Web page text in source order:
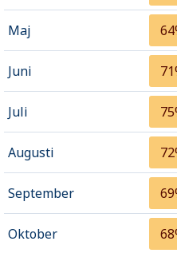
Maj
Juni
Juli
Augusti
September
Oktober